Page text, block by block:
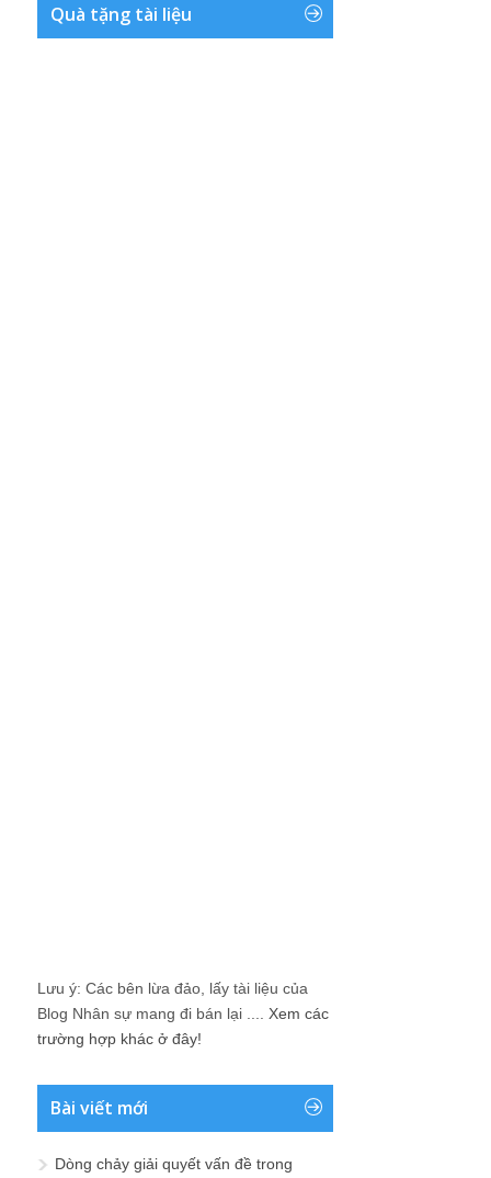
Quà tặng tài liệu
Lưu ý: Các bên lừa đảo, lấy tài liệu của
Blog Nhân sự mang đi bán lại .... Xem các
trường hợp khác ở đây!
Bài viết mới
Dòng chảy giải quyết vấn đề trong